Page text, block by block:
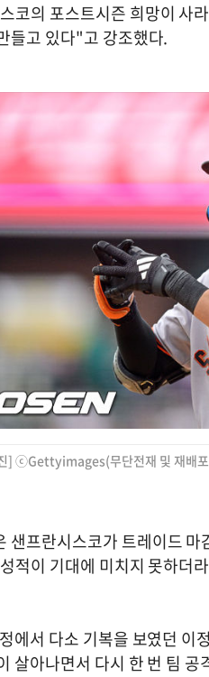
코의 포스트시즌 희망이 사
들고 있다"고 강조했다.
] ⓒGettyimages(무단전재 및 재배
샌프란시스코가 트레이드
적이 기대에 미치지 못하더
에서 다소 기복을 보였던
살아나면서 다시 한 번 팀